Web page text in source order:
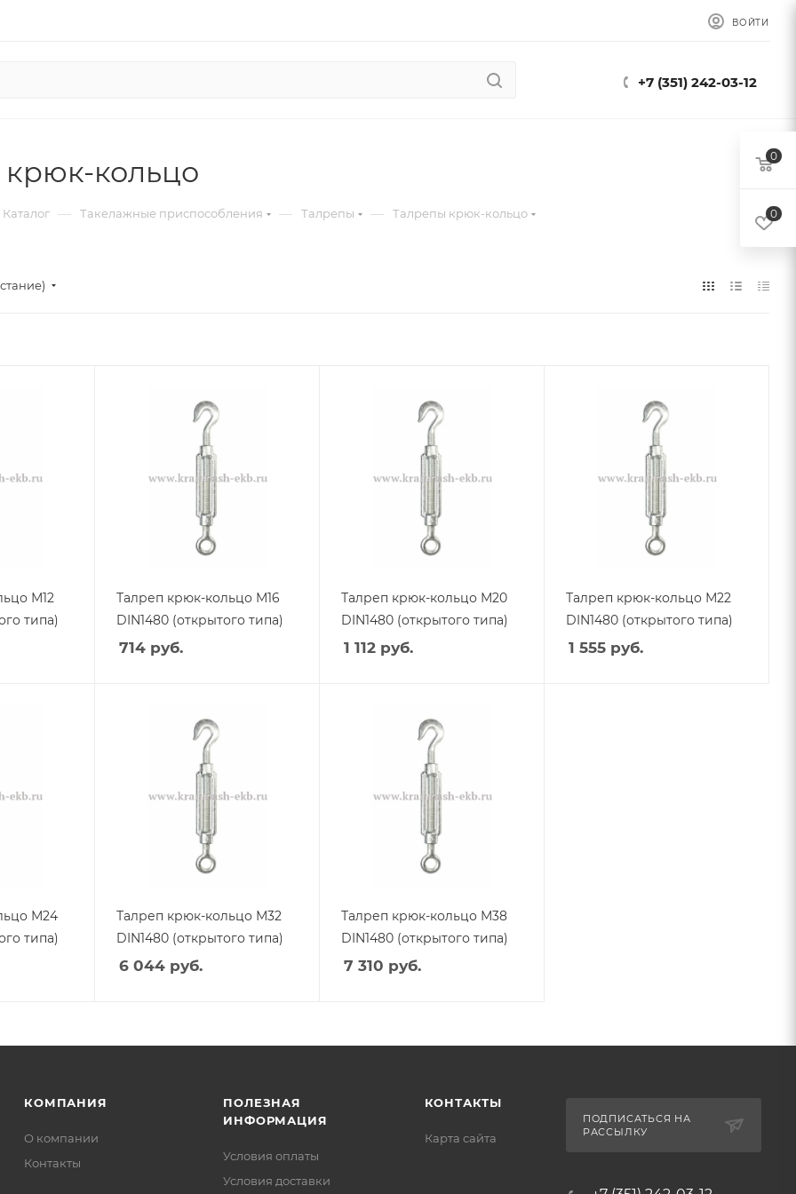
ВОЙТИ
+7 (351) 242-03-12
кольцо
Каталог — Такелажные приспособления — Талрепы — Талрепы крюк-кольцо
М12
типа)
Талреп крюк-кольцо М16
DIN1480 (открытого типа)
714 руб.
Талреп крюк-кольцо М20
DIN1480 (открытого типа)
1 112 руб.
Талреп крюк-кольцо М22
DIN1480 (открытого типа)
1 555 руб.
М24
типа)
Талреп крюк-кольцо М32
DIN1480 (открытого типа)
6 044 руб.
Талреп крюк-кольцо М38
DIN1480 (открытого типа)
7 310 руб.
КОМПАНИЯ
О компании
Контакты
ПОЛЕЗНАЯ
ИНФОРМАЦИЯ
Условия оплаты
Условия доставки
КОНТАКТЫ
Карта сайта
ПОДПИСАТЬСЯ НА
РАССЫЛКУ
0
0